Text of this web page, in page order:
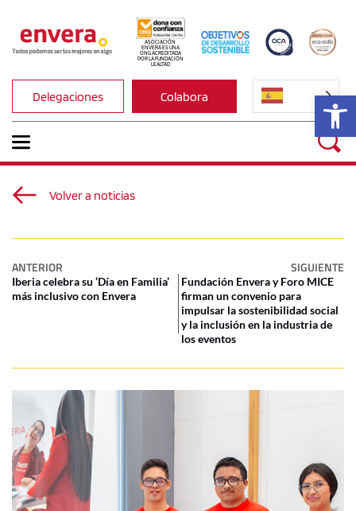
ASOCIACIÓN
ENVERA ES UNA
ONG ACREDITADA
POR LA FUNDACIÓN
LEALTAD
Delegaciones Colabora
Volver a noticias
ANTERIOR SIGUIENTE
Iberia celebra su ‘Día en Familia’
más inclusivo con Envera
Fundación Envera y Foro MICE
firman un convenio para
impulsar la sostenibilidad social
y la inclusión en la industria de
los eventos